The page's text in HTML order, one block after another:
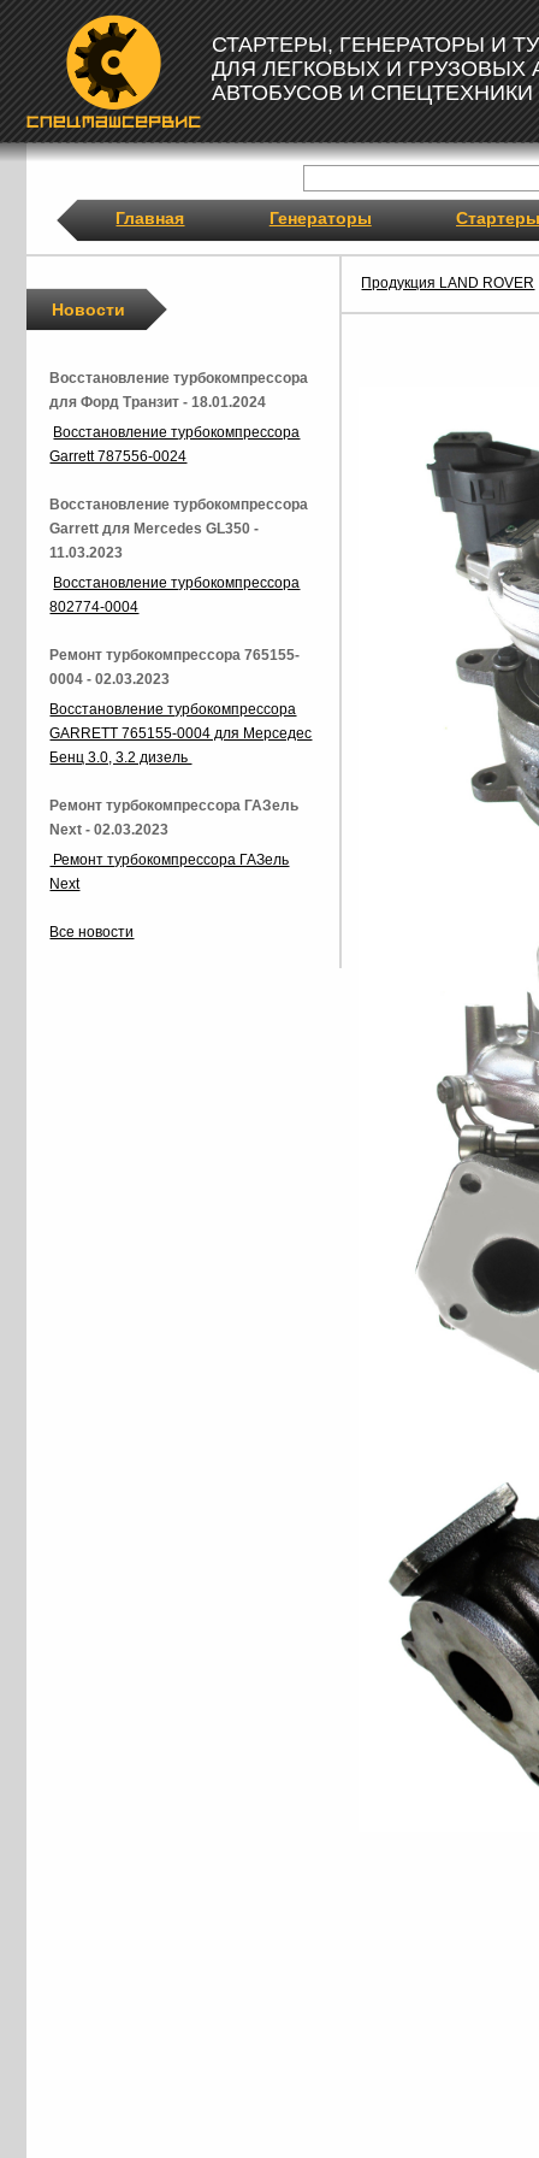
СТАРТЕРЫ, ГЕНЕРАТОРЫ И
ДЛЯ ЛЕГКОВЫХ И ГРУЗОВЫХ
АВТОБУСОВ И СПЕЦТЕХНИКИ
Главная Генераторы Стартеры
Продукция LAND ROVER
Новости
Восстановление турбокомпрессора
для Форд Транзит - 18.01.2024
Восстановление турбокомпрессора
Garrett 787556-0024
Восстановление турбокомпрессора
Garrett для Mercedes GL350 -
11.03.2023
Восстановление турбокомпрессора
802774-0004
Ремонт турбокомпрессора 765155-
0004 - 02.03.2023
Восстановление турбокомпрессора
GARRETT 765155-0004 для Мерседес
Бенц 3.0, 3.2 дизель
Ремонт турбокомпрессора ГАЗель
Next - 02.03.2023
Ремонт турбокомпрессора ГАЗель
Next
Все новости